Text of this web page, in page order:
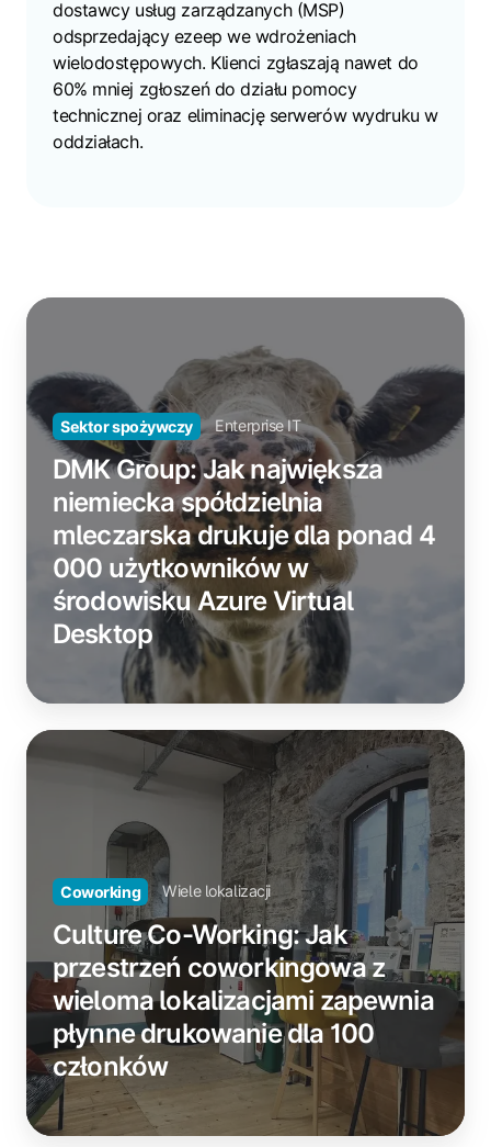
dostawcy usług zarządzanych (MSP)
odsprzedający ezeep we wdrożeniach
wielodostępowych. Klienci zgłaszają nawet do
60% mniej zgłoszeń do działu pomocy
technicznej oraz eliminację serwerów wydruku w
oddziałach.
DMK
największa
niemiecka
spółdzielnia
mleczarska
drukuje
ponad
000
użytkowników
środowisku
Azure
Virtual
Desktop
Sektor spożywczy Enterprise IT
DMK Group: Jak największa
niemiecka spółdzielnia
mleczarska drukuje dla ponad 4
000 użytkowników w
środowisku Azure Virtual
Desktop
Culture
przestrzeń
coworkingowa
wieloma
lokalizacjami
zapewnia
płynne
drukowanie
dla
100
członków
Coworking Wiele lokalizacji
Culture Co-Working: Jak
przestrzeń coworkingowa z
wieloma lokalizacjami zapewnia
płynne drukowanie dla 100
członków